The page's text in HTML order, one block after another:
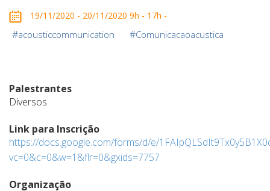
19/11/2020 - 20/11/2020 9h - 17h -
#acousticcommunication #Comunicacaoacustica
Palestrantes
Diversos
Link para Inscrição
https://docs.google.com/forms/d/e/
vc=0&c=0&w=1&flr=0&gxids=7757
Organização